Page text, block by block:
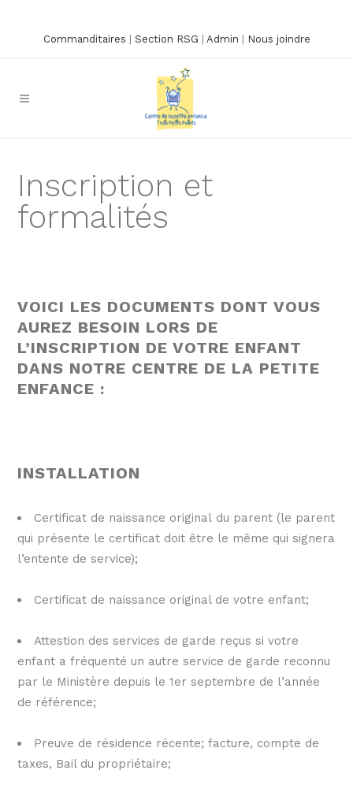
Commanditaires Section RSG Admin Nous joindre
Inscription et
formalités
VOICI LES DOCUMENTS DONT VOUS
AUREZ BESOIN LORS DE
L’INSCRIPTION DE VOTRE ENFANT
DANS NOTRE CENTRE DE LA PETITE
ENFANCE :
INSTALLATION
Certificat de naissance original du parent (le parent
qui présente le certificat doit être le même qui signera
l’entente de service);
Certificat de naissance original de votre enfant;
Attestion des services de garde reçus si votre
enfant a fréquenté un autre service de garde reconnu
par le Ministère depuis le 1er septembre de l’année
de référence;
Preuve de résidence récente; facture, compte de
taxes, Bail du propriétaire;